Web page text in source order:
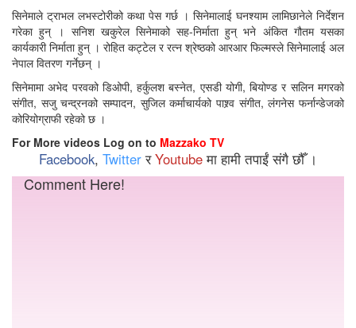
सिनेमाले ट्राभल लभस्टोरीको कथा पेस गर्छ । सिनेमालाई घनश्याम लामिछानेले निर्देशन
गरेका हुन् । सनिश खकुरेल सिनेमाको सह-निर्माता हुन् भने अंकित गौतम यसका
कार्यकारी निर्माता हुन् । रोहित कट्टेल र रत्न श्रेष्ठको आरआर फिल्मस्ले सिनेमालाई अल
नेपाल वितरण गर्नेछन् ।
सिनेमामा अभेद परवको डिओपी, हर्कुलश बस्नेत, एसडी योगी, बियोण्ड र सलिन मगरको
संगीत, सजु चन्द्रनको सम्पादन, सुजिल कर्माचार्यको पाश्र्व संगीत, लंगनेस फर्नान्डेजको
कोरियोग्राफी रहेको छ ।
For More videos Log on to Mazzako TV
Facebook, TwitterरYoutubeमा हामी तपाईं संगै छौँ ।
Comment Here!